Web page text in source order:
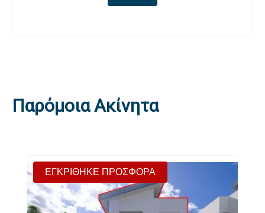
Παρόμοια Ακίνητα
ΕΓΚΡΙΘΗΚΕ ΠΡΟΣΦΟΡΑ